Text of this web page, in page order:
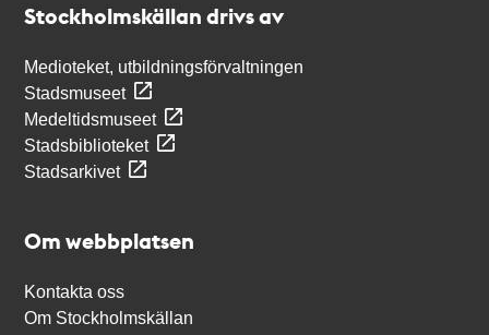
Stockholmskällan drivs av
Medioteket, utbildningsförvaltningen
Stadsmuseet
Medeltidsmuseet
Stadsbiblioteket
Stadsarkivet
Om webbplatsen
Kontakta oss
Om Stockholmskällan